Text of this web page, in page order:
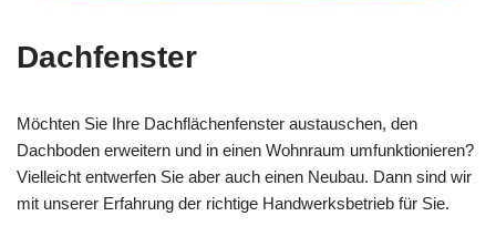
Dachfenster
Möchten Sie Ihre Dachflächenfenster austauschen, den
Dachboden erweitern und in einen Wohnraum umfunktionieren?
Vielleicht entwerfen Sie aber auch einen Neubau. Dann sind wir
mit unserer Erfahrung der richtige Handwerksbetrieb für Sie.